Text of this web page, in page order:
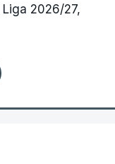
2026/27,